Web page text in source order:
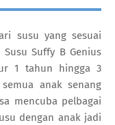
susu yang sesuai
Suffy B Genius
1 tahun hingga 3
anak senang
mencuba pelbagai
dengan anak jadi